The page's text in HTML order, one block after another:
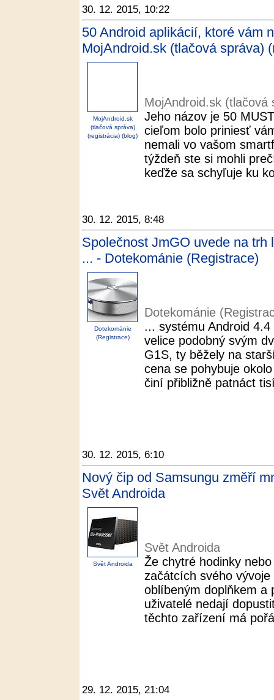
30. 12. 2015, 10:22
50 Android aplikácií, ktoré vám
MojAndroid.sk (tlačová správa)
MojAndroid.sk
(tlačová správa)
(registrácia) (blog)
MojAndroid.sk
Jeho názov je 50
cieľom bolo priniesť
nemali vo vašom
týždeň ste si mohli
keďže sa schyľuje ku
30. 12. 2015, 8:48
Společnost JmGO uvede na
... - Dotekománie (Registrace)
Dotekománie
(Registrace)
Dotekománie
... systému Android
velice podobný svým
G1S, ty běžely na
cena se pohybuje
činí přibližně patnáct
30. 12. 2015, 6:10
Nový čip od Samsungu změří
Svět Androida
Svět Androida
Svět Androida
Že chytré hodinky
začátcích svého
oblíbeným doplňkem a
uživatelé nedají
těchto zařízení má
29. 12. 2015, 21:04